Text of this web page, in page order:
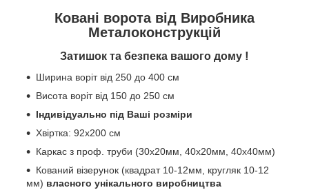
Ковані ворота від Виробника
Металоконструкцій
Затишок та безпека вашого дому !
Ширина воріт від 250 до 400 см
Висота воріт від 150 до 250 см
Індивідуально під Ваші розміри
Хвіртка: 92х200 см
Каркас з проф. труби (30х20мм, 40х20мм, 40х40мм)
Кований візерунок (квадрат 10-12мм, кругляк 10-12
мм) власного унікального виробництва